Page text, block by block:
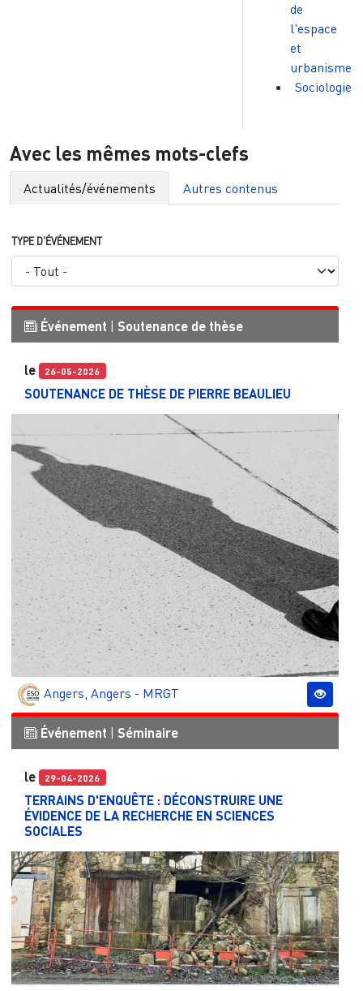
de
l'espace
et
urbanisme
Sociologie
Avec les mêmes mots-clefs
Actualités/événements Autres contenus
TYPE D'ÉVÉNEMENT
Événement Soutenance de thèse
le 26-05-2026
SOUTENANCE DE THÈSE DE PIERRE BEAULIEU
Angers, Angers - MRGT
Événement Séminaire
le 29-04-2026
TERRAINS D'ENQUÊTE : DÉCONSTRUIRE UNE
ÉVIDENCE DE LA RECHERCHE EN SCIENCES
SOCIALES